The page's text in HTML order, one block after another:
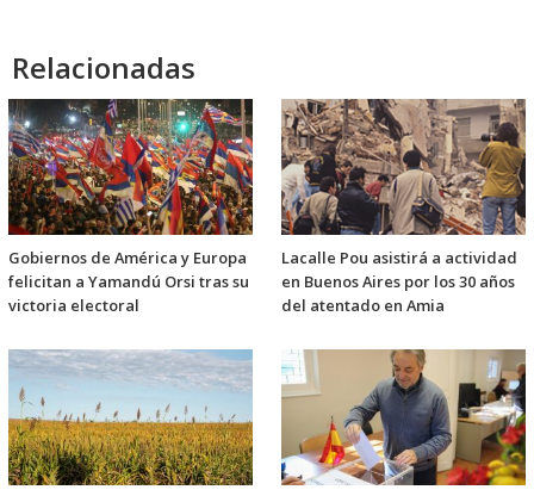
Relacionadas
Gobiernos de América y Europa
felicitan a Yamandú Orsi tras su
victoria electoral
Lacalle Pou asistirá a actividad
en Buenos Aires por los 30 años
del atentado en Amia